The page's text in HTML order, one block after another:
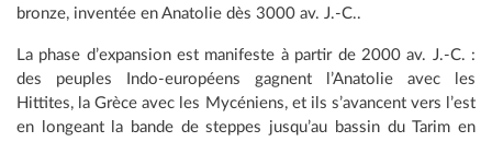
bronze, inventée en Anatolie dès 3000 av. J.-C..
La phase d’expansion est manifeste à partir de 2000 av. J.-C. :
des peuples Indo-européens gagnent l’Anatolie avec les
Hittites, la Grèce avec les Mycéniens, et ils s’avancent vers l’est
en longeant la bande de steppes jusqu’au bassin du Tarim en